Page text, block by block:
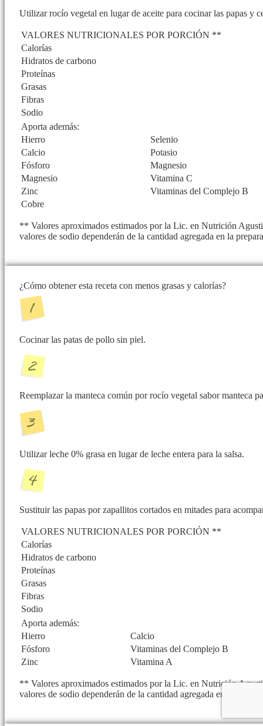
Utilizar rocío vegetal en lugar de aceite para cocinar las papas y
VALORES NUTRICIONALES POR PORCIÓN **
Calorías
Hidratos de carbono
Proteínas
Grasas
Fibras
Sodio
Aporta además:
Hierro
Selenio
Calcio
Potasio
Fósforo
Magnesio
Magnesio
Vitamina C
Zinc
Vitaminas del Complejo B
Cobre
** Valores aproximados estimados por la Lic. en Nutrición
valores de sodio dependerán de la cantidad agregada en la
¿Cómo obtener esta receta con menos grasas y calorías?
Cocinar las patas de pollo sin piel.
Reemplazar la manteca común por rocío vegetal sabor manteca
Utilizar leche 0% grasa en lugar de leche entera para la salsa.
Sustituir las papas por zapallitos cortados en mitades para
VALORES NUTRICIONALES POR PORCIÓN **
Calorías
Hidratos de carbono
Proteínas
Grasas
Fibras
Sodio
Aporta además:
Hierro
Calcio
Fósforo
Vitaminas del Complejo B
Zinc
Vitamina A
** Valores aproximados estimados por la Lic. en Nutrición
valores de sodio dependerán de la cantidad agregada en la